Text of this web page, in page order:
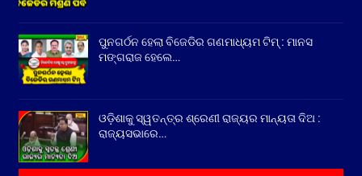
ପୁନଗର୍ଠନ ହେଲା ବିଜେଡିର ଗଣମାଧ୍ୟମ ଟିମ୍ : ମାନସ
ମଙ୍ଗରାଜ ହେଲେ…
ଓଡ଼ିଶାକୁ ସ୍ୱତନ୍ତ୍ର ଶ୍ରେଣୀ ରାଜ୍ୟର ମାନ୍ୟତା ଦିଅ :
ରାଜ୍ୟସଭାରେ…